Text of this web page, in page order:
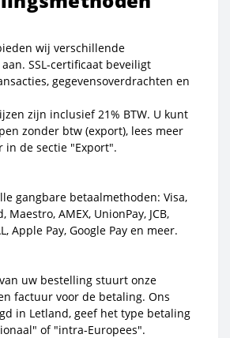
wij verschillende
SSL-certificaat beveiligt
gegevensoverdrachten en
zijn inclusief 21% BTW. U kunt
zonder btw (export), lees meer
de sectie "Export".
gangbare betaalmethoden: Visa,
Maestro, AMEX, UnionPay, JCB,
Apple Pay, Google Pay en meer.
uw bestelling stuurt onze
factuur voor de betaling. Ons
in Letland, geef het type betaling
of "intra-Europees".